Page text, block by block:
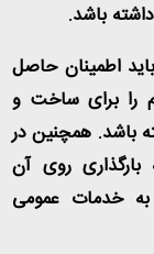
باشد.
اطمینان حاصل
را برای ساخت و
باشد. همچنین در
روی آن
به خدمات عمومی